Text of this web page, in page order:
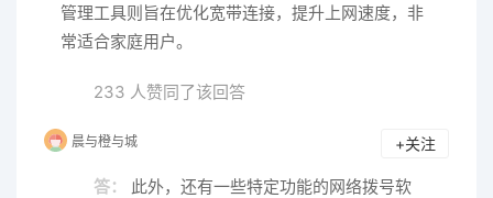
管理工具则旨在优化宽带连接，提升上网速度，非
常适合家庭用户。
233 人赞同了该回答
晨与橙与城 +关注
答：
此外，还有一些特定功能的网络拨号软